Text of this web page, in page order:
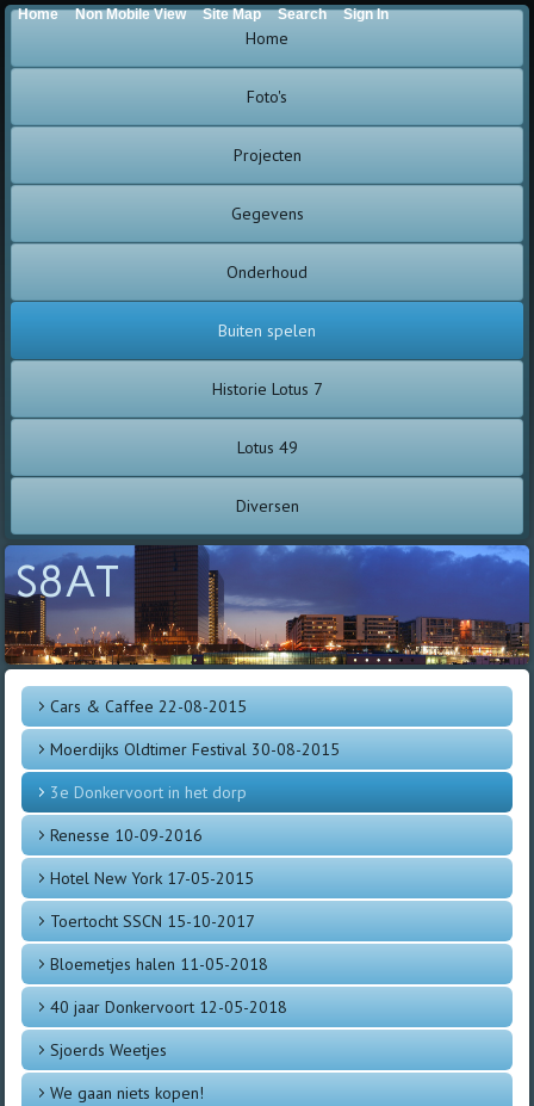
Home
Foto's
Projecten
Gegevens
Onderhoud
Buiten spelen
Historie Lotus 7
Lotus 49
Diversen
S8AT
Cars & Caffee 22-08-2015
Moerdijks Oldtimer Festival 30-08-2015
3e Donkervoort in het dorp
Renesse 10-09-2016
Hotel New York 17-05-2015
Toertocht SSCN 15-10-2017
Bloemetjes halen 11-05-2018
40 jaar Donkervoort 12-05-2018
Sjoerds Weetjes
We gaan niets kopen!
Home Non Mobile View Site Map Search Sign In